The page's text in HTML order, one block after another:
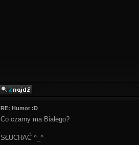
RE: Humor :D
Co czarny ma Białego?
SŁUCHAĆ ^_^